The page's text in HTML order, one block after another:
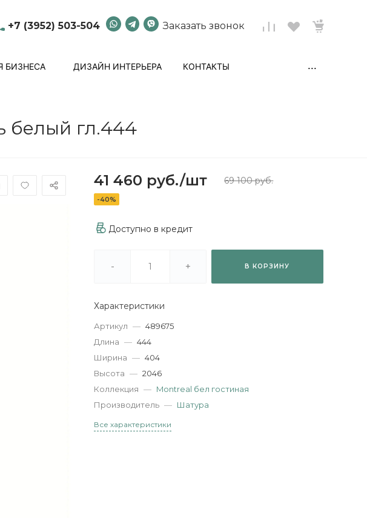
+7 (3952) 503-504 Заказать звонок
БИЗНЕСА ДИЗАЙН ИНТЕРЬЕРА КОНТАКТЫ ...
белый гл.444
41 460 руб./шт 69 100 руб.
-40%
Доступно в кредит
- + В КОРЗИНУ
Характеристики
Артикул — 489675
Длина — 444
Ширина — 404
Высота — 2046
Коллекция — Montreal бел гостиная
Производитель — Шатура
Все характеристики